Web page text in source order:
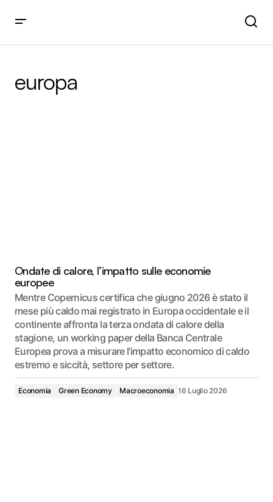
europa
Ondate di calore, l’impatto sulle economie
europee
Mentre Copernicus certifica che giugno 2026 è stato il
mese più caldo mai registrato in Europa occidentale e il
continente affronta la terza ondata di calore della
stagione, un working paper della Banca Centrale
Europea prova a misurare l'impatto economico di caldo
estremo e siccità, settore per settore.
Economia Green Economy Macroeconomia 16 Luglio 2026